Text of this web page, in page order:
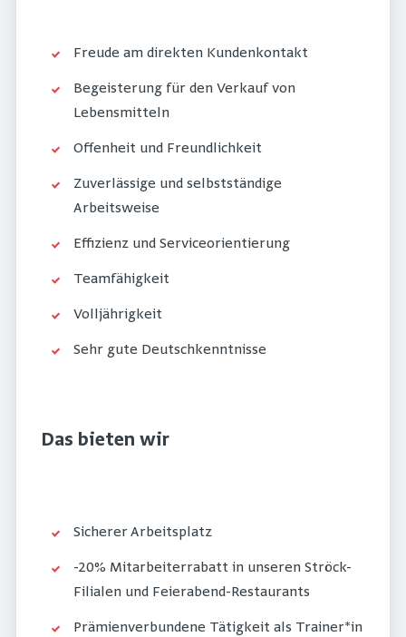
Freude am direkten Kundenkontakt
Begeisterung für den Verkauf von
Lebensmitteln
Offenheit und Freundlichkeit
Zuverlässige und selbstständige
Arbeitsweise
Effizienz und Serviceorientierung
Teamfähigkeit
Volljährigkeit
Sehr gute Deutschkenntnisse
Das bieten wir
Sicherer Arbeitsplatz
-20% Mitarbeiterrabatt in unseren Ströck-
Filialen und Feierabend-Restaurants
Prämienverbundene Tätigkeit als Trainer*in